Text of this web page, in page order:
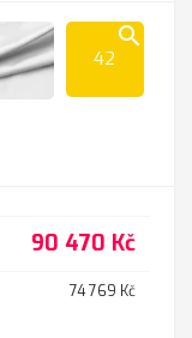
search
42
90 470 Kč
74 769 Kč